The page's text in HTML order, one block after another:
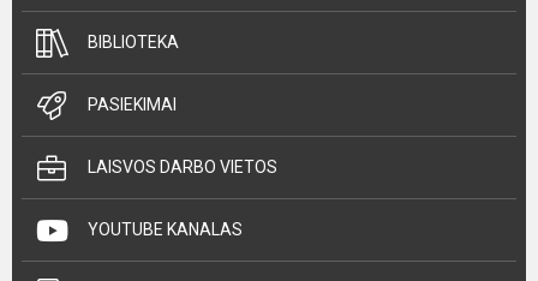
BIBLIOTEKA
PASIEKIMAI
LAISVOS DARBO VIETOS
YOUTUBE KANALAS